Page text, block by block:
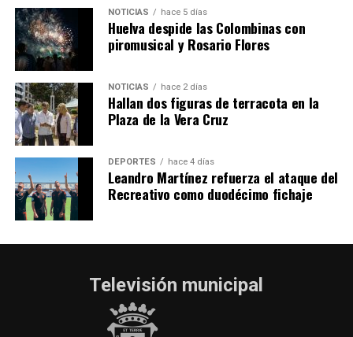
hace 5 días· Huelvatv
NOTICIAS hace 5 días
Huelva despide las Colombinas con
piromusical y Rosario Flores
NOTICIAS hace 2 días
Hallan dos figuras de terracota en la
Plaza de la Vera Cruz
DEPORTES hace 4 días
Leandro Martínez refuerza el ataque del
Recreativo como duodécimo fichaje
Televisión municipal